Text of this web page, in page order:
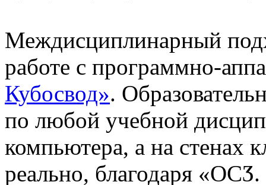
Междисциплинарный
работе с программно-
Кубосвод».
по любой учебной
компьютера, а на стенах
реально, благодаря